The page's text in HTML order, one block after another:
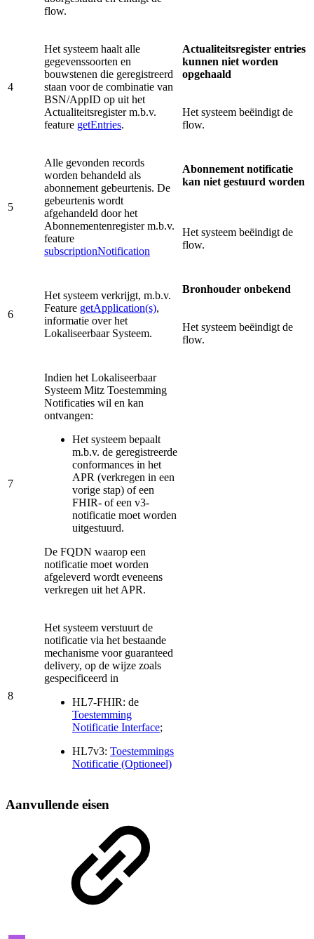
flow.
4
Het systeem haalt alle
gegevenssoorten en
bouwstenen die geregistreerd
staan voor de combinatie van
BSN/AppID op uit het
Actualiteitsregister m.b.v.
feature getEntries.
Actualiteitsregister entries
kunnen niet worden
opgehaald
Het systeem beëindigt de
flow.
5
Alle gevonden records
worden behandeld als
abonnement gebeurtenis. De
gebeurtenis wordt
afgehandeld door het
Abonnementenregister m.b.v.
feature
subscriptionNotification
Abonnement notificatie
kan niet gestuurd worden
Het systeem beëindigt de
flow.
6
Het systeem verkrijgt, m.b.v.
Feature getApplication(s),
informatie over het
Lokaliseerbaar Systeem.
Bronhouder onbekend
Het systeem beëindigt de
flow.
7
Indien het Lokaliseerbaar
Systeem Mitz Toestemming
Notificaties wil en kan
ontvangen:
Het systeem bepaalt
m.b.v. de geregistreerde
conformances in het
APR (verkregen in een
vorige stap) of een
FHIR- of een v3-
notificatie moet worden
uitgestuurd.
De FQDN waarop een
notificatie moet worden
afgeleverd wordt eveneens
verkregen uit het APR.
8
Het systeem verstuurt de
notificatie via het bestaande
mechanisme voor guaranteed
delivery, op de wijze zoals
gespecificeerd in
HL7-FHIR: de
Toestemming
Notificatie Interface;
HL7v3: Toestemmings
Notificatie (Optioneel)
Aanvullende eisen